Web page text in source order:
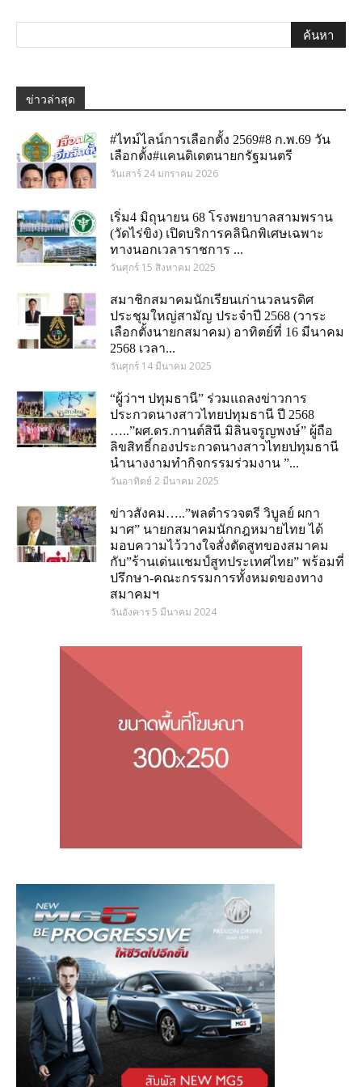
ข่าวล่าสุด
#ไทม์ไลน์การเลือกตั้ง 2569#8 ก.พ.69 วัน
เลือกตั้ง#แคนดิเดตนายกรัฐมนตรี
วันเสาร์ 24 มกราคม 2026
เริ่ม4 มิถุนายน 68 โรงพยาบาลสามพราน
(วัดไร่ขิง) เปิดบริการคลินิกพิเศษเฉพาะ
ทางนอกเวลาราชการ ...
วันศุกร์ 15 สิงหาคม 2025
สมาชิกสมาคมนักเรียนเก่านวลนรดิศ
ประชุมใหญ่สามัญ ประจำปี 2568 (วาระ
เลือกตั้งนายกสมาคม) อาทิตย์ที่ 16 มีนาคม
2568 เวลา...
วันศุกร์ 14 มีนาคม 2025
“ผู้ว่าฯ ปทุมธานี” ร่วมแถลงข่าวการ
ประกวดนางสาวไทยปทุมธานี ปี 2568
…..”ผศ.ดร.กานต์สินี มิลินจรูญพงษ์” ผู้ถือ
ลิขสิทธิ์กองประกวดนางสาวไทยปทุมธานี
นำนางงามทำกิจกรรมร่วมงาน ”...
วันอาทิตย์ 2 มีนาคม 2025
ข่าวสังคม…..”พลตำรวจตรี วิบูลย์ ผกา
มาศ” นายกสมาคมนักกฎหมายไทย ได้
มอบความไว้วางใจสั่งตัดสูทของสมาคม
กับ”ร้านเด่นแชมป์สูทประเทศไทย” พร้อมที่
ปรึกษา-คณะกรรมการทั้งหมดของทาง
สมาคมฯ
วันอังคาร 5 มีนาคม 2024